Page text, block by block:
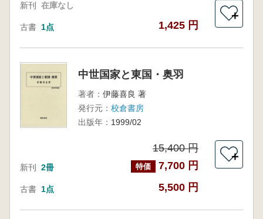
新刊 在庫なし
古書 1点 1,425 円
＋
中世国家と東国・奥羽
著者： 伊藤喜良 著
発行元： 校倉書房
出版年： 1999/02
新刊 2冊
15,400 円
特価 7,700 円
古書 1点 5,500 円
＋